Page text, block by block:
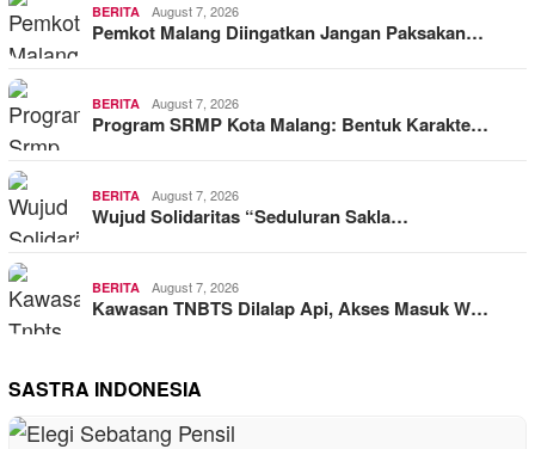
BERITA August 7, 2026
Pemkot Malang Diingatkan Jangan Paksakan…
BERITA August 7, 2026
Program SRMP Kota Malang: Bentuk Karakte…
BERITA August 7, 2026
Wujud Solidaritas “Seduluran Sakla…
BERITA August 7, 2026
Kawasan TNBTS Dilalap Api, Akses Masuk W…
SASTRA INDONESIA